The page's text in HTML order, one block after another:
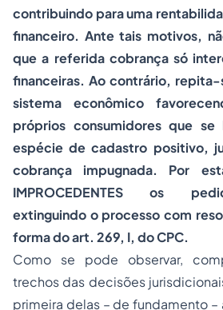
contribuindo para uma
financeiro. Ante tais motivos,
que a referida cobrança só
financeiras. Ao contrário,
sistema econômico
próprios consumidores que se
espécie de cadastro positivo,
cobrança impugnada. Por
IMPROCEDENTES os
extinguindo o processo com
forma do art. 269, I, do CPC.
Como se pode observar,
trechos das decisões
primeira delas – de fundamento –